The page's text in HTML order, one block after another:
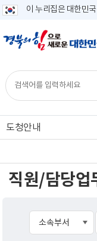
이 누리집은 대한민
도청안내
직원/담당업